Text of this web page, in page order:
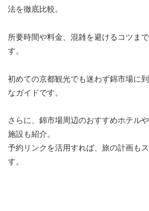
法を徹底比較。
所要時間や料金、混雑を避けるコツま
す。
初めての京都観光でも迷わず錦市場に
なガイドです。
さらに、錦市場周辺のおすすめホテル
施設も紹介。
予約リンクを活用すれば、旅の計画も
す。